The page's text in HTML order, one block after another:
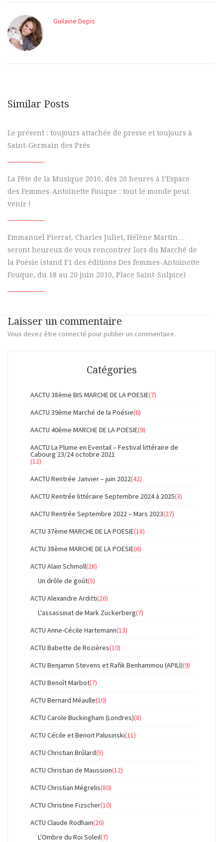
Guilaine Depis
Similar Posts
Le présent : toujours attachée de presse et toujours à
Saint-Germain des Prés
La Fête de la Musique 2010, dès 20 heures à l’Espace
des Femmes-Antoinette Fouque : tout le monde peut
venir !
Emmanuel Pierrat, Charles Juliet, Hélène Martin…
seront heureux de vous rencontrer lors du Marché de
la Poésie (stand F1 des éditions Des femmes-Antoinette
Fouque, du 18 au 20 juin 2010, Place Saint-Sulpice)
Laisser un commentaire
Vous devez être connecté pour publier un commentaire.
Catégories
AACTU 38ème BIS MARCHE DE LA POESIE(7)
AACTU 39ème Marché de la Poésie(6)
AACTU 40ème MARCHE DE LA POESIE(9)
AACTU La Plume en Eventail – Festival littéraire de
Cabourg 23/24 octobre 2021
(12)
AACTU Rentrée Janvier – juin 2022(42)
AACTU Rentrée littéraire Septembre 2024 à 2025(3)
AACTU Rentrée Septembre 2022 – Mars 2023(27)
ACTU 37ème MARCHE DE LA POESIE(18)
ACTU 38ème MARCHE DE LA POESIE(6)
ACTU Alain Schmoll(28)
Un drôle de goût(5)
ACTU Alexandre Arditti(26)
L'assassinat de Mark Zuckerberg(7)
ACTU Anne-Cécile Hartemann(13)
ACTU Babette de Rozières(10)
ACTU Benjamin Stevens et Rafik Benhammou (APILI)(9)
ACTU Benoît Marbot(7)
ACTU Bernard Méaulle(10)
ACTU Carole Buckingham (Londres)(8)
ACTU Cécile et Benoit Palusinski(11)
ACTU Christian Brûlard(5)
ACTU Christian de Maussion(12)
ACTU Christian Mégrelis(80)
ACTU Christine Fizscher(10)
ACTU Claude Rodhain(26)
L'Ombre du Roi Soleil(7)